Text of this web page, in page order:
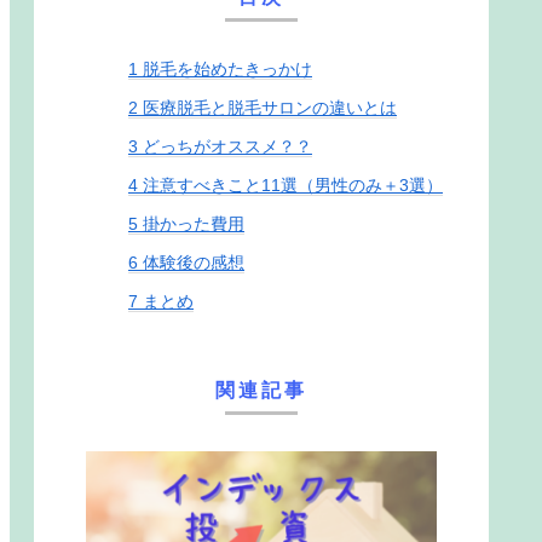
1 脱毛を始めたきっかけ
2 医療脱毛と脱毛サロンの違いとは
3 どっちがオススメ？？
4 注意すべきこと11選（男性のみ＋3選）
5 掛かった費用
6 体験後の感想
7 まとめ
関連記事